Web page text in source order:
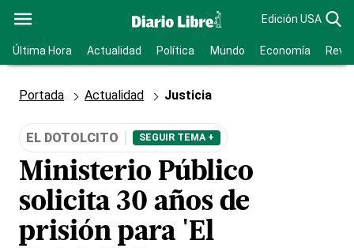
Edición USA
Última Hora Actualidad Política Mundo Economía
Portada Actualidad Justicia
EL DOTOLCITO SEGUIR TEMA +
Ministerio Público
solicita 30 años de
prisión para 'El